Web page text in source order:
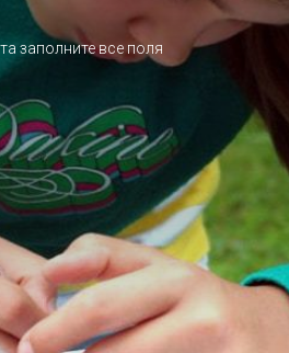
заполните все поля